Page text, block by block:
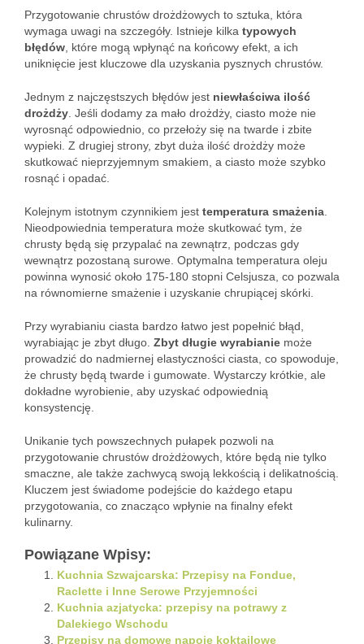
Przygotowanie chrustów drożdżowych to sztuka, która
wymaga uwagi na szczegóły. Istnieje kilka typowych
błędów , które mogą wpłynąć na końcowy efekt, a ich
uniknięcie jest kluczowe dla uzyskania pysznych chrustów.
Jednym z najczęstszych błędów jest niewłaściwa ilość
drożdży . Jeśli dodamy za mało drożdży, ciasto może nie
wyrosnąć odpowiednio, co przełoży się na twarde i zbite
wypieki. Z drugiej strony, zbyt duża ilość drożdży może
skutkować nieprzyjemnym smakiem, a ciasto może szybko
rosnąć i opadać.
Kolejnym istotnym czynnikiem jest temperatura smażenia
Nieodpowiednia temperatura może skutkować tym, że
chrusty będą się przypalać na zewnątrz, podczas gdy
wewnątrz pozostaną surowe. Optymalna temperatura oleju
powinna wynosić około 175-180 stopni Celsjusza, co pozwala
na równomierne smażenie i uzyskanie chrupiącej skórki.
Przy wyrabianiu ciasta bardzo łatwo jest popełnić błąd,
wyrabiając je zbyt długo. Zbyt długie wyrabianie może
prowadzić do nadmiernej elastyczności ciasta, co spowoduje,
że chrusty będą twarde i gumowate. Wystarczy krótkie, ale
dokładne wyrobienie, aby uzyskać odpowiednią
konsystencję.
Unikanie tych powszechnych pułapek pozwoli na
przygotowanie chrustów drożdżowych, które będą nie tylko
smaczne, ale także zachwycą swoją lekkością i delikatnością.
Kluczem jest świadome podejście do każdego etapu
przygotowania, co znacząco wpłynie na finalny efekt
kulinarny.
Powiązane Wpisy:
Kuchnia Szwajcarska: Przepisy na Fondue,
Raclette i Inne Serowe Przyjemności
Kuchnia azjatycka: przepisy na potrawy z
Dalekiego Wschodu
Przepisy na domowe napoje koktajlowe